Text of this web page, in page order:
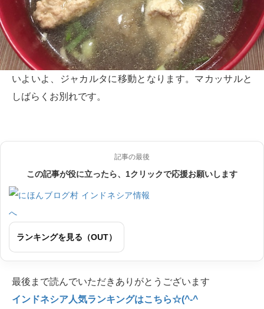
いよいよ、ジャカルタに移動となります。マカッサルと
しばらくお別れです。
記事の最後
この記事が役に立ったら、1クリックで応援お願いします
ランキングを見る（OUT）
最後まで読んでいただきありがとうございます
インドネシア人気ランキングはこちら☆(^-^